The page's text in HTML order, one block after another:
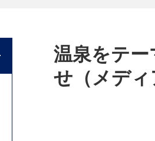
温泉をテー
せ（メディ